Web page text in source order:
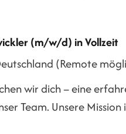
(m/w/d) in Vollzeit
(Remote
wir dich – eine
Team. Unsere